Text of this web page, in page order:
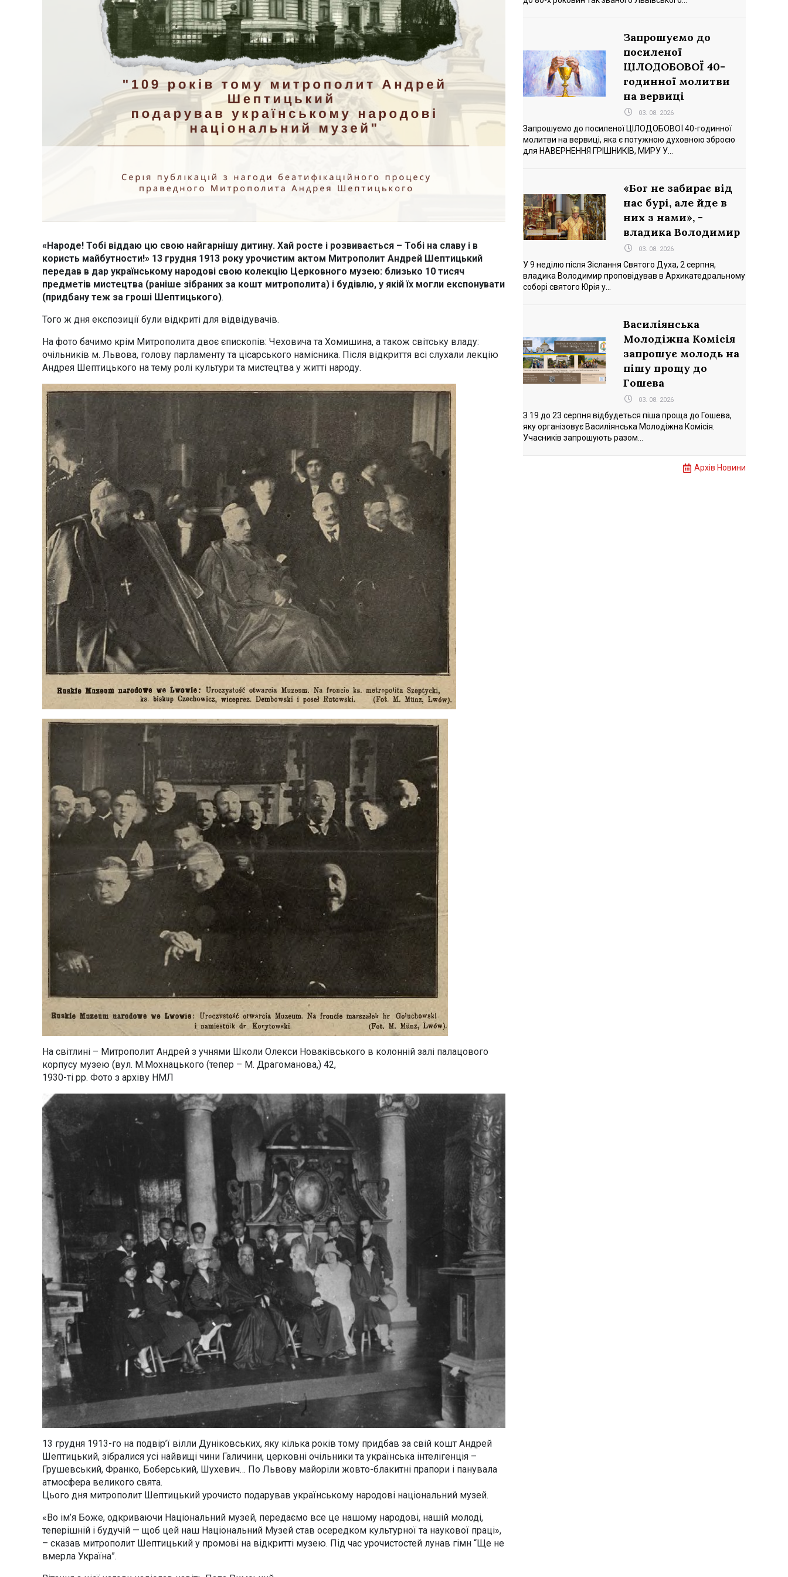
«Народе! Тобі віддаю цю свою найгарнішу дитину. Хай росте і розвивається – Тобі на славу і в
користь майбутности!» 13 грудня 1913 року урочистим актом Митрополит Андрей Шептицький
передав в дар українському народові свою колекцію Церковного музею: близько 10 тисяч
предметів мистецтва (раніше зібраних за кошт митрополита) і будівлю, у якій їх могли експонувати
(придбану теж за гроші Шептицького).
Того ж дня експозиції були відкриті для відвідувачів.
На фото бачимо крім Митрополита двоє єпископів: Чеховича та Хомишина, а також світську владу:
очільників м. Львова, голову парламенту та цісарського намісника. Після відкриття всі слухали лекцію
Андрея Шептицького на тему ролі культури та мистецтва у житті народу.
На світлині – Митрополит Андрей з учнями Школи Олекси Новаківського в колонній залі палацового
корпусу музею (вул. М.Мохнацького (тепер – М. Драгоманова,) 42,
1930-ті рр. Фото з архіву НМЛ
13 грудня 1913-го на подвір’ї вілли Дуніковських, яку кілька років тому придбав за свій кошт Андрей
Шептицький, зібралися усі найвищі чини Галичини, церковні очільники та українська інтелігенція –
Грушевський, Франко, Боберський, Шухевич… По Львову майоріли жовто-блакитні прапори і панувала
атмосфера великого свята.
Цього дня митрополит Шептицький урочисто подарував українському народові національний музей.
«Во ім’я Боже, одкриваючи Національний музей, передаємо все це нашому народові, нашій молоді,
теперішній і будучій — щоб цей наш Національний Музей став осередком культурної та наукової праці»,
– сказав митрополит Шептицький у промові на відкритті музею. Під час урочистостей лунав гімн “Ще не
вмерла Україна”.
Запрошуємо до
посиленої
ЦІЛОДОБОВОЇ 40-
годинної молитви
на вервиці
03. 08. 2026
Запрошуємо до посиленої ЦІЛОДОБОВОЇ 40-годинної
молитви на вервиці, яка є потужною духовною зброєю
для НАВЕРНЕННЯ ГРІШНИКІВ, МИРУ У...
«Бог не забирає від
нас бурі, але йде в
них з нами», -
владика Володимир
03. 08. 2026
У 9 неділю після Зіслання Святого Духа, 2 серпня,
владика Володимир проповідував в Архикатедральному
соборі святого Юрія у...
Василіянська
Молодіжна Комісія
запрошує молодь на
пішу прощу до
Гошева
03. 08. 2026
З 19 до 23 серпня відбудеться піша проща до Гошева,
яку організовує Василіянська Молодіжна Комісія.
Учасників запрошують разом...
Архів Новини